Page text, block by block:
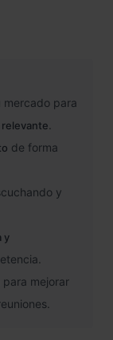
mercado para
relevante
de forma
y
y
mejorar